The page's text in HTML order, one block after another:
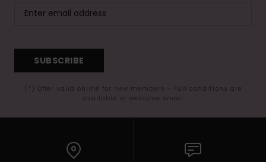
SUBSCRIBE
(*) Offer valid online for new members - Full conditions are
available in welcome email